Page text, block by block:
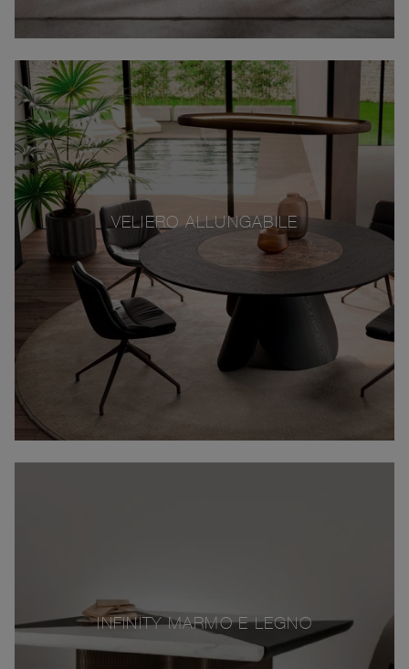
VELIERO ALLUNGABILE
INFINITY MARMO E LEGNO